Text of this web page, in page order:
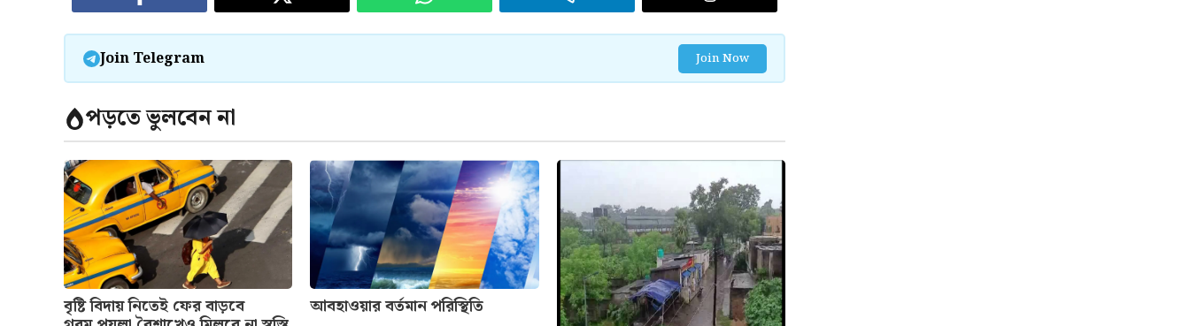
Join Telegram Join Now
পড়তে ভুলবেন না
বৃষ্টি বিদায় নিতেই ফের বাড়বে আবহাওয়ার বর্তমান পরিস্থিতি